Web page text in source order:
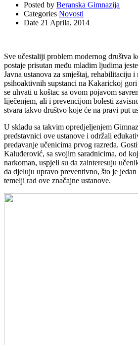
Posted by Beranska Gimnazija
Categories Novosti
Date 21 Aprila, 2014
Sve učestaliji problem modernog društva
postaje prisutan među mladim ljudima
Javna ustanova za smještaj, rehabilitaciju
psihoaktivnih supstanci na Kakarickoj
se uhvati u koštac sa ovom pojavom
liječenjem, ali i prevencijom bolesti
stvara takvo društvo koje će na pravi put
U skladu sa takvim opredjeljenjem
predstavnici ove ustanove i održali
predavanje učenicima prvog razreda.
Kaluđerović, sa svojim saradnicima, od
narkoman, uspjeli su da zainteresuju
da djeluju upravo preventivno, što je
temelji rad ove značajne ustanove.